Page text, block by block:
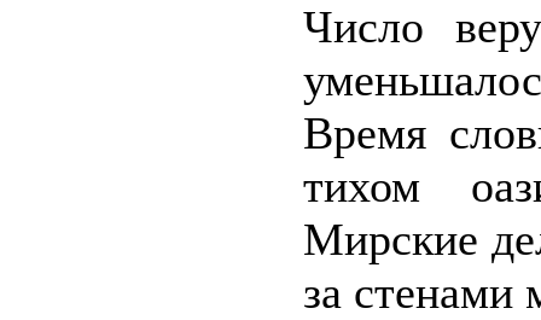
Число
Время
тихом
Мирские
за стенами